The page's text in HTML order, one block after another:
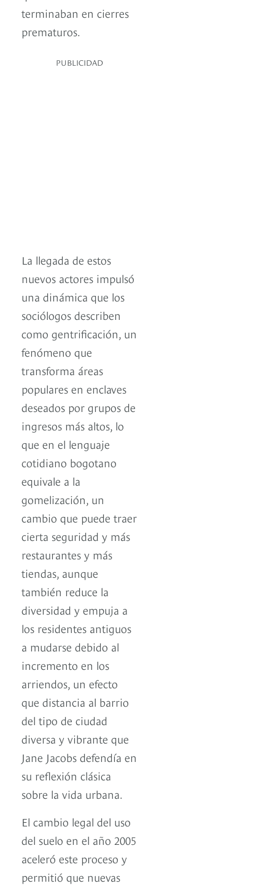
terminaban en cierres
prematuros.
PUBLICIDAD
La llegada de estos
nuevos actores impulsó
una dinámica que los
sociólogos describen
como gentrificación, un
fenómeno que
transforma áreas
populares en enclaves
deseados por grupos de
ingresos más altos, lo
que en el lenguaje
cotidiano bogotano
equivale a la
gomelización, un
cambio que puede traer
cierta seguridad y más
restaurantes y más
tiendas, aunque
también reduce la
diversidad y empuja a
los residentes antiguos
a mudarse debido al
incremento en los
arriendos, un efecto
que distancia al barrio
del tipo de ciudad
diversa y vibrante que
Jane Jacobs defendía en
su reflexión clásica
sobre la vida urbana.
El cambio legal del uso
del suelo en el año 2005
aceleró este proceso y
permitió que nuevas